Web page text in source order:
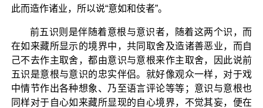
此而造作诸业，所以说“意如和伎者”。
前五识则是伴随着意根与意识者，随着这两个识，而
在如来藏所显示的境界中，共同取舍及造诸善恶业，而自
己不去作主取舍，都由意识与意根来作主取舍，因此说前
五识是意根与意识的忠实伴侣。就好像观众一样，对于戏
中情节作出各种想象、乃至语言评论等等；意识与意根也
同样对于自心如来藏所显现的自心境界，不觉其妄，便在